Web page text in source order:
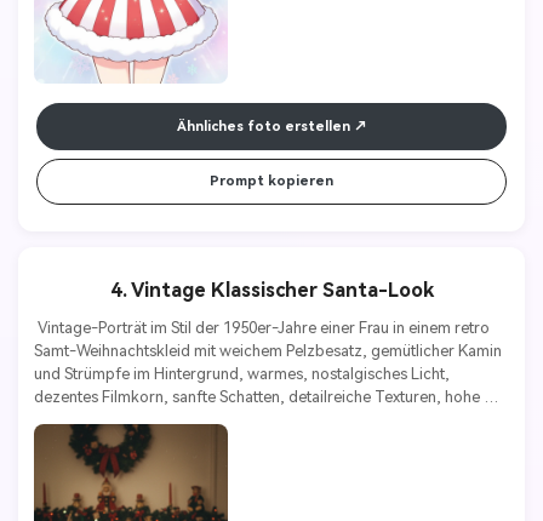
Ähnliches foto erstellen
Prompt kopieren
4. Vintage Klassischer Santa-Look
Vintage-Porträt im Stil der 1950er-Jahre einer Frau in einem retro
Samt-Weihnachtskleid mit weichem Pelzbesatz, gemütlicher Kamin
und Strümpfe im Hintergrund, warmes, nostalgisches Licht,
dezentes Filmkorn, sanfte Schatten, detailreiche Texturen, hohe
Auflösung